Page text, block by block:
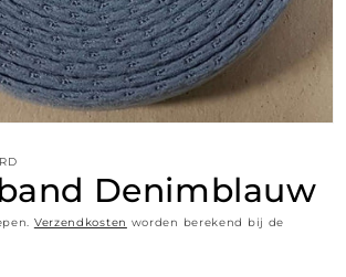
Denimblauw
Verzendkosten worden berekend bij de